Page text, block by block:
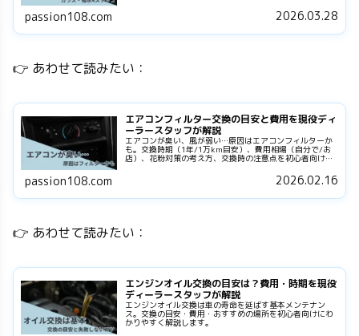
passion108.com 2026.03.28
👉 あわせて読みたい：
エアコンフィルター交換の目安と費用を現役ディ
ーラースタッフが解説
エアコンが臭い、風が弱い…原因はエアコンフィルターか
も。交換時期（1年/1万km目安）、費用相場（自分で/お
店）、花粉対策の考え方、交換時の注意点を初心者向けに
passion108.com 2026.02.16
👉 あわせて読みたい：
エンジンオイル交換の目安は？費用・時期を現役
ディーラースタッフが解説
エンジンオイル交換は車の寿命を延ばす基本メンテナン
ス。交換の目安・費用・おすすめの場所を初心者向けにわ
かりやすく解説します。